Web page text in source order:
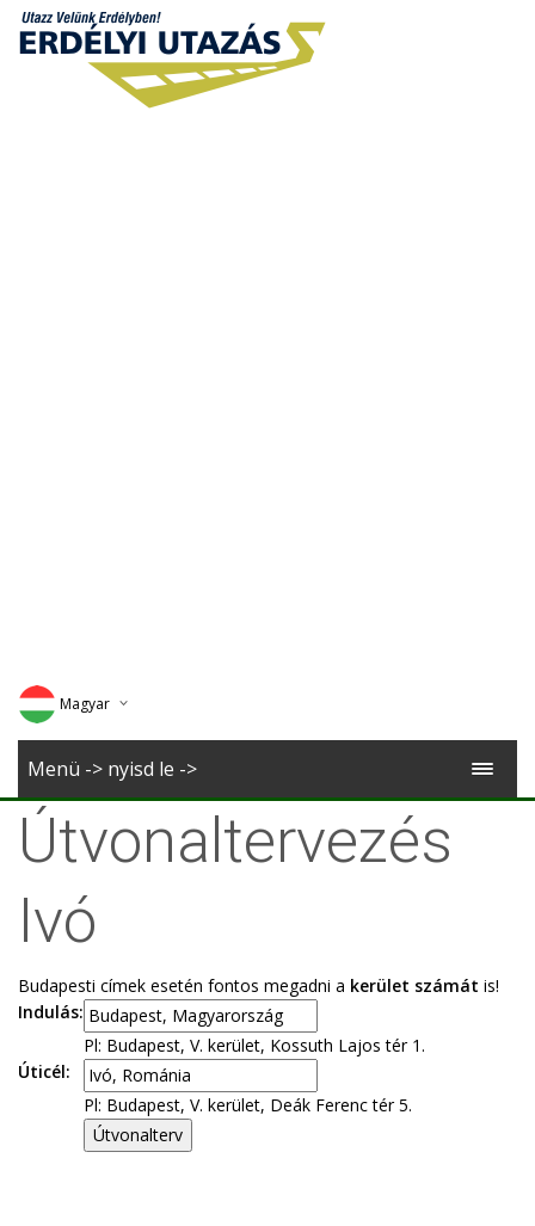
Magyar
Deutsch
Romana
Menü -> nyisd le ->
Útvonaltervezés
Ivó
Budapesti címek esetén fontos megadni a kerület számát is!
Indulás:
Pl: Budapest, V. kerület, Kossuth Lajos tér 1.
Úticél:
Pl: Budapest, V. kerület, Deák Ferenc tér 5.